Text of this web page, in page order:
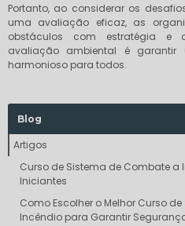
Portanto, ao considerar os
uma avaliação eficaz, as
obstáculos com estratégia e
avaliação ambiental é garantir
harmonioso para todos.
Blog
Artigos
Curso de Sistema de Combate
Iniciantes
Como Escolher o Melhor Curso
Incêndio para Garantir